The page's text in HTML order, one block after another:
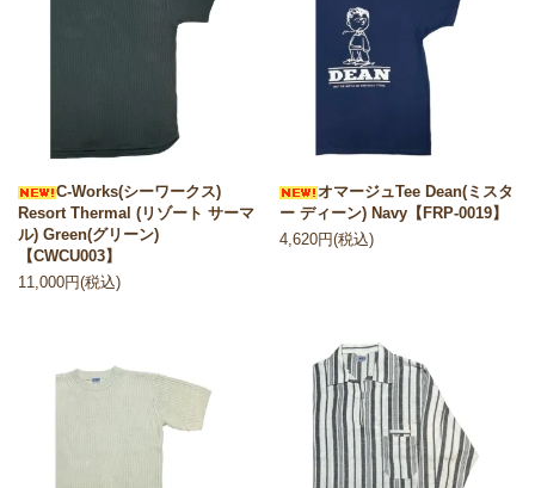
C-Works(シーワークス)
Resort Thermal (リゾート サーマ
ル) Green(グリーン)
【CWCU003】
11,000円(税込)
オマージュTee Dean(ミスタ
ー ディーン) Navy【FRP-0019】
4,620円(税込)